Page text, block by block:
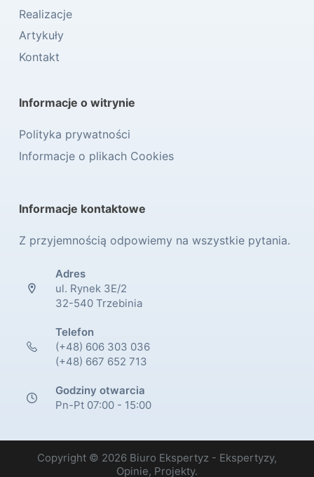
Realizacje
Artykuły
Kontakt
Informacje o witrynie
Polityka prywatności
Informacje o plikach Cookies
Informacje kontaktowe
Z przyjemnością odpowiemy na wszystkie pytania.
Adres
ul. Rynek 3E/2
32-540 Trzebinia
Telefon
(+48) 606 303 036
(+48) 667 652 713
Godziny otwarcia
Pn-Pt 07:00 - 15:00
Copyright © 2026 Biuro Ekspertyz - Ekspertyzy,
Opinie, Projekty.